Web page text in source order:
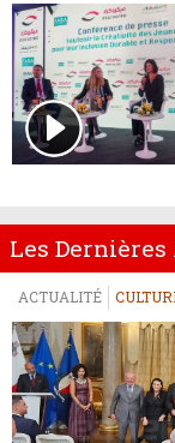
Les
ACTUALITÉ